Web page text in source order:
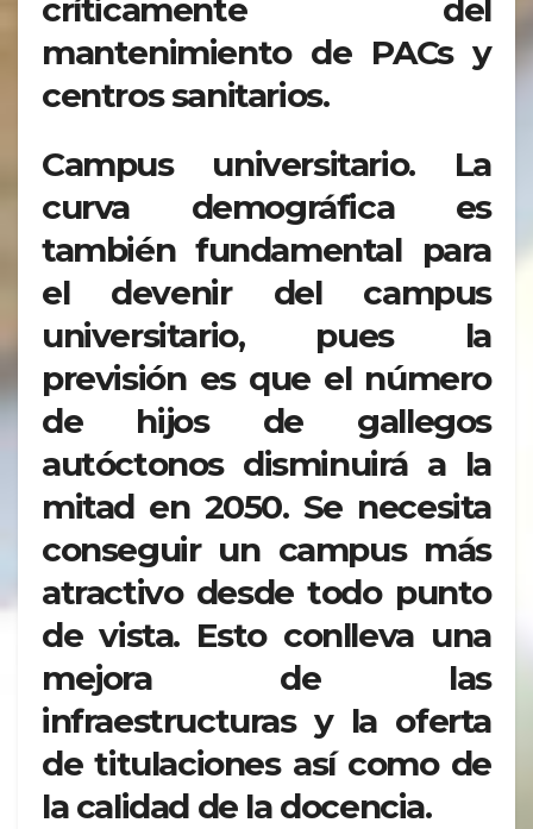
críticamente del
mantenimiento de PACs y
centros sanitarios.
Campus universitario. La
curva demográfica es
también fundamental para
el devenir del campus
universitario, pues la
previsión es que el número
de hijos de gallegos
autóctonos disminuirá a la
mitad en 2050. Se necesita
conseguir un campus más
atractivo desde todo punto
de vista. Esto conlleva una
mejora de las
infraestructuras y la oferta
de titulaciones así como de
la calidad de la docencia.